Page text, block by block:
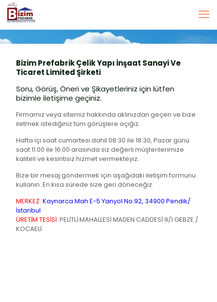
Bizim Prefabrik Çelik Yapı İnşaat Sanayi Ve
Ticaret Limited Şirketi
Soru, Görüş, Öneri ve Şikayetleriniz için lütfen
bizimle iletişime geçiniz.
Firmamız veya sitemiz hakkında aklınızdan geçen ve bize
iletmek istediğiniz tüm görüşlere açığız.
Hafta içi saat cumartesi dahil 08:30 ile 18:30, Pazar günü
saat 11:00 ile 16:00 arasında siz değerli müşterilerimize
kaliteli ve kesintisiz hizmet vermekteyiz.
Bize bir mesaj göndermek için aşağıdaki iletişim formunu
kullanın. En kısa sürede size geri döneceğiz.
MERKEZ: Kaynarca Mah E-5 Yanyol No:92, 34900 Pendik/
İstanbul
ÜRETİM TESİSİ: PELİTLİ MAHALLESİ MADEN CADDESİ 9/1 GEBZE /
KOCAELİ